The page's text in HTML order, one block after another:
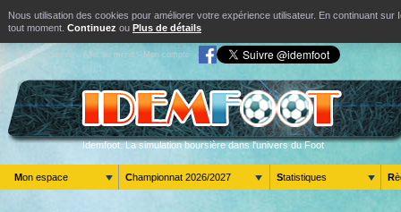
Nous utilisation des cookies pour améliorer votre expérience utilisateur. En continuant
tout moment. Continuez ou Plus de détails
Aller au contenu Aller au menu Mon compte
Idemfoot. La simulation boursière dans l'univers du Foot
Mon espace Championnat 2026/2027 Statistiques